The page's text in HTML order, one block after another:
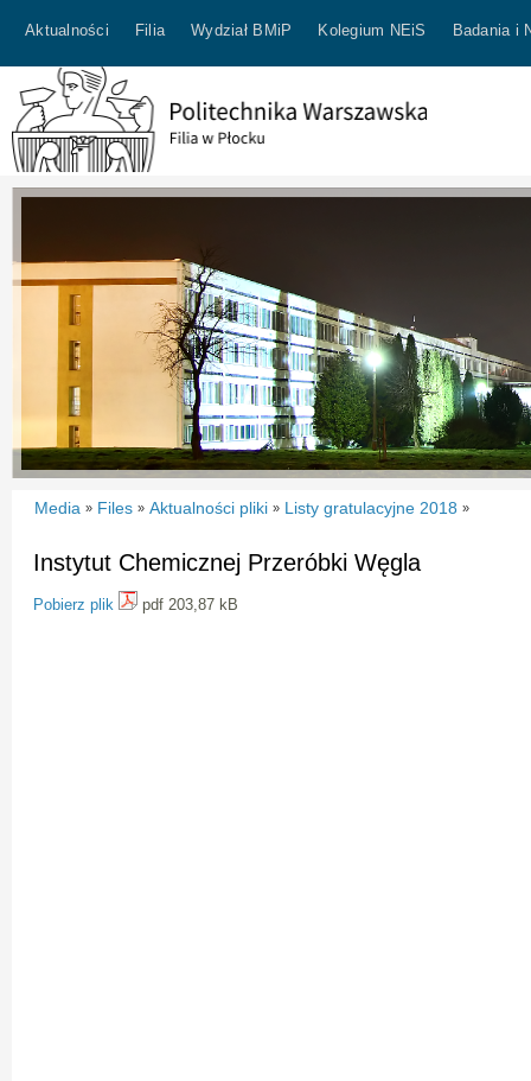
Aktualności Filia Wydział BMiP Kolegium NEiS Badania i
Media » Files » Aktualności pliki » Listy gratulacyjne 2018 »
Instytut Chemicznej Przeróbki Węgla
Pobierz plik pdf 203,87 kB